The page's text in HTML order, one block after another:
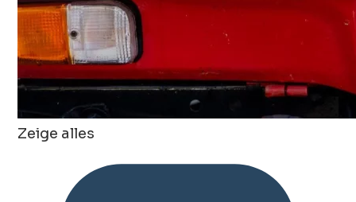
Zeige alles